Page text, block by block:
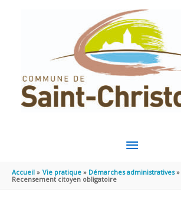
MENU
Accueil Vie pratique
Démarches administratives
Recensement citoyen obligatoire